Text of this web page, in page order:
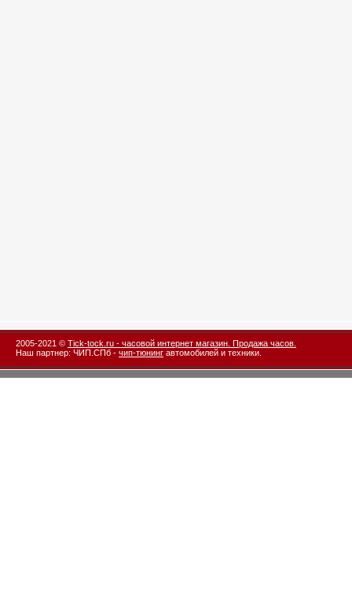
2005-2021 © Tick-tock.ru - часовой интернет магазин. Продажа часов.
Наш партнер: ЧИП.СПб - чип-тюнинг автомобилей и техники.